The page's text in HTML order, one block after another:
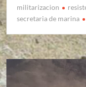
militarizacion
secretaria de marina